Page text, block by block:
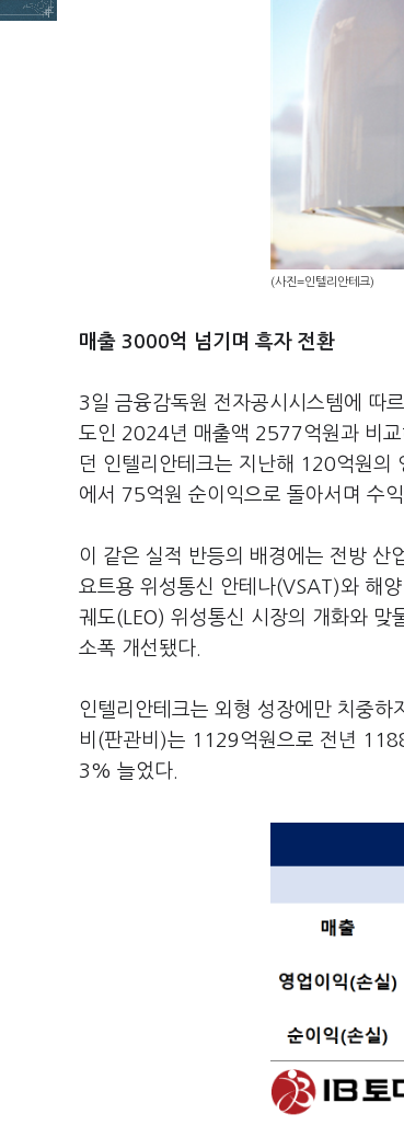
(사진=인텔리안테크)
매출 3000억 넘기며 흑자 전환
3일 금융감독원 전자공시시스템에 따
도인 2024년 매출액 2577억원과 비
던 인텔리안테크는 지난해 120억원의
에서 75억원 순이익으로 돌아서며 수
이 같은 실적 반등의 배경에는 전방 산
요트용 위성통신 안테나(VSAT)와 해
궤도(LEO) 위성통신 시장의 개화와
소폭 개선됐다.
인텔리안테크는 외형 성장에만 치중
비(판관비)는 1129억원으로 전년
3% 늘었다.